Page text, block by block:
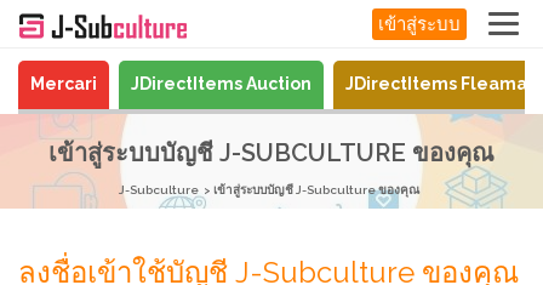
เข้าสู่ระบบ
Mercari JDirectItems Auction JDirectItems
เข้าสู่ระบบบัญชี J-SUBCULTURE ของคุณ
J-Subculture เข้าสู่ระบบบัญชี J-Subculture ของคุณ
ลงชื่อเข้าใช้บัญชี J-Subculture ของคุณ